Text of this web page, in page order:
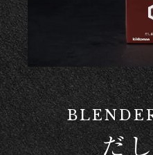
だ